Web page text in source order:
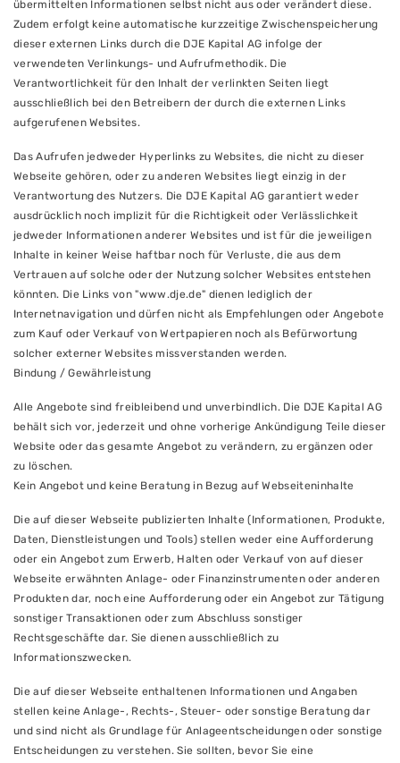
übermittelten Informationen selbst nicht aus oder verändert diese.
Zudem erfolgt keine automatische kurzzeitige Zwischenspeicherung
dieser externen Links durch die DJE Kapital AG infolge der
verwendeten Verlinkungs- und Aufrufmethodik. Die
Verantwortlichkeit für den Inhalt der verlinkten Seiten liegt
ausschließlich bei den Betreibern der durch die externen Links
aufgerufenen Websites.
Das Aufrufen jedweder Hyperlinks zu Websites, die nicht zu dieser
Webseite gehören, oder zu anderen Websites liegt einzig in der
Verantwortung des Nutzers. Die DJE Kapital AG garantiert weder
ausdrücklich noch implizit für die Richtigkeit oder Verlässlichkeit
jedweder Informationen anderer Websites und ist für die jeweiligen
Inhalte in keiner Weise haftbar noch für Verluste, die aus dem
Vertrauen auf solche oder der Nutzung solcher Websites entstehen
könnten. Die Links von "www.dje.de" dienen lediglich der
Internetnavigation und dürfen nicht als Empfehlungen oder Angebote
zum Kauf oder Verkauf von Wertpapieren noch als Befürwortung
solcher externer Websites missverstanden werden.
Bindung / Gewährleistung
Alle Angebote sind freibleibend und unverbindlich. Die DJE Kapital AG
behält sich vor, jederzeit und ohne vorherige Ankündigung Teile dieser
Website oder das gesamte Angebot zu verändern, zu ergänzen oder
zu löschen.
Kein Angebot und keine Beratung in Bezug auf Webseiteninhalte
Die auf dieser Webseite publizierten Inhalte (Informationen, Produkte,
Daten, Dienstleistungen und Tools) stellen weder eine Aufforderung
oder ein Angebot zum Erwerb, Halten oder Verkauf von auf dieser
Webseite erwähnten Anlage- oder Finanzinstrumenten oder anderen
Produkten dar, noch eine Aufforderung oder ein Angebot zur Tätigung
sonstiger Transaktionen oder zum Abschluss sonstiger
Rechtsgeschäfte dar. Sie dienen ausschließlich zu
Informationszwecken.
Die auf dieser Webseite enthaltenen Informationen und Angaben
stellen keine Anlage-, Rechts-, Steuer- oder sonstige Beratung dar
und sind nicht als Grundlage für Anlageentscheidungen oder sonstige
Entscheidungen zu verstehen. Sie sollten, bevor Sie eine